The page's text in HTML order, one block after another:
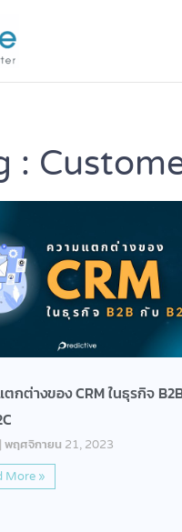
:
ตกต่างของ CRM ในธุรกิจ
พฤศจิกายน 21, 2023
More »